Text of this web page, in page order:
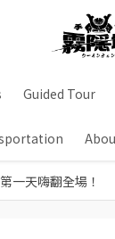
Guided Tour
一天嗨翻全場！